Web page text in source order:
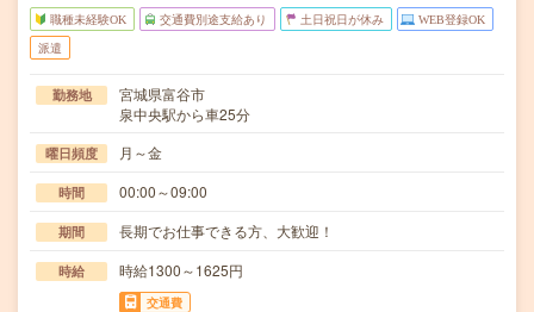
職種未経験OK 交通費別途支給あり 土日祝日が休み WEB登録OK
派遣
勤務地
宮城県富谷市
泉中央駅から車25分
曜日頻度 月～金
時間 00:00～09:00
期間 長期でお仕事できる方、大歓迎！
時給 時給1300～1625円
交通費